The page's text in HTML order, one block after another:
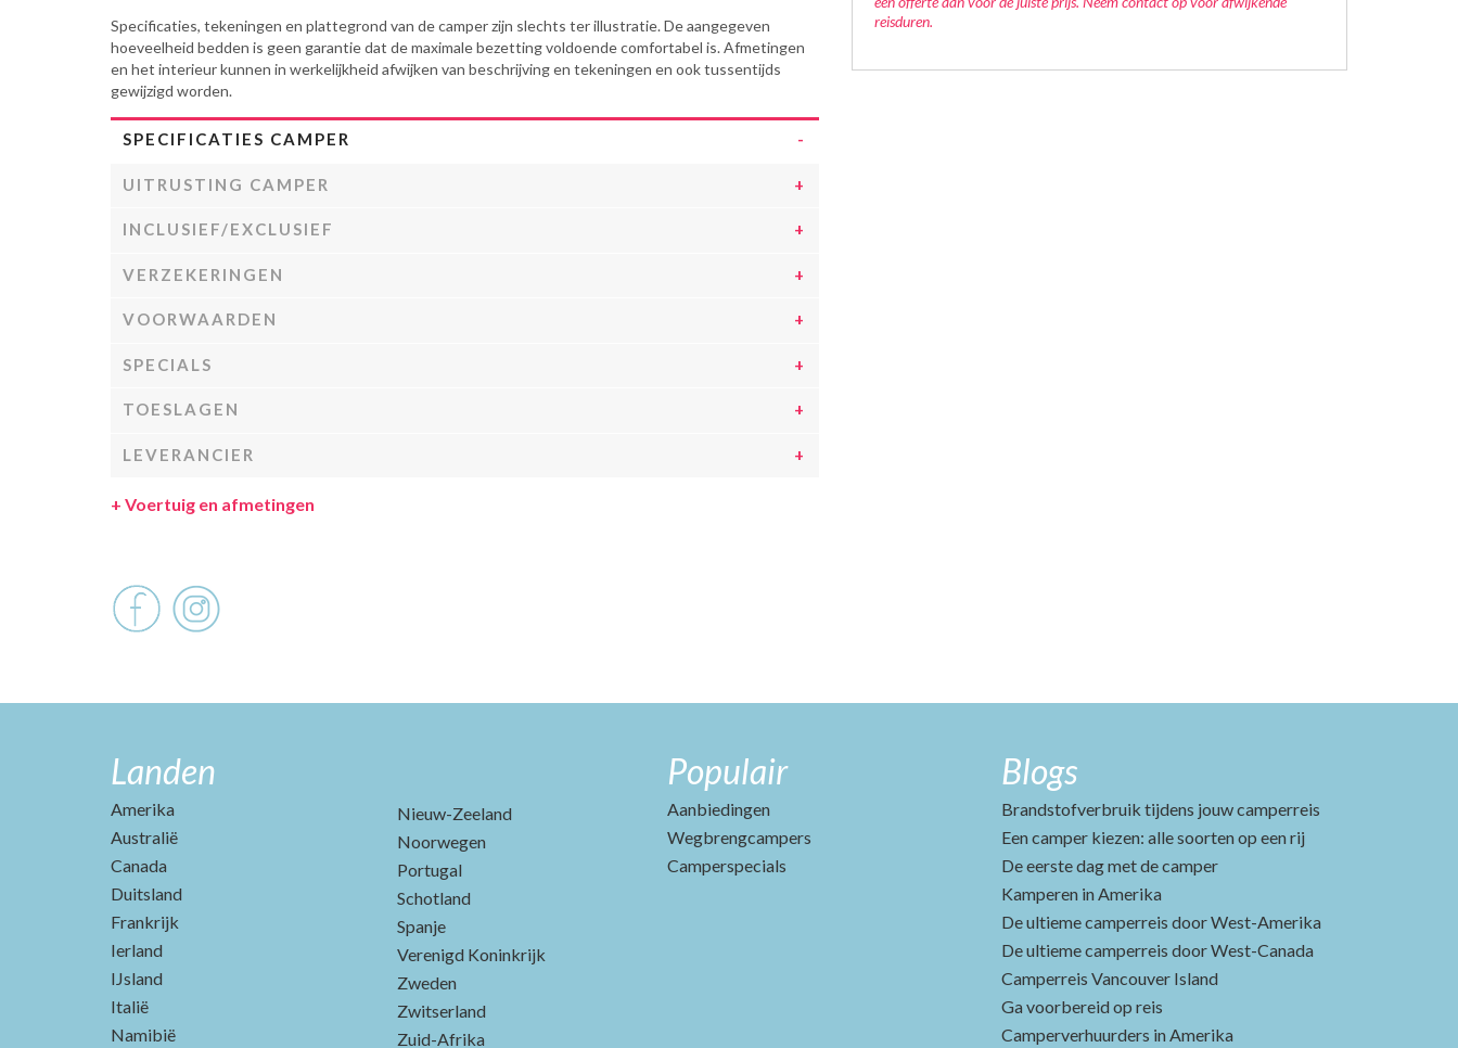
Specificaties, tekeningen en plattegrond van de camper zijn slechts ter illustratie. De aangegeven
hoeveelheid bedden is geen garantie dat de maximale bezetting voldoende comfortabel is. Afmetingen
en het interieur kunnen in werkelijkheid afwijken van beschrijving en tekeningen en ook tussentijds
gewijzigd worden.
SPECIFICATIES CAMPER
UITRUSTING CAMPER
INCLUSIEF/EXCLUSIEF
VERZEKERINGEN
VOORWAARDEN
SPECIALS
TOESLAGEN
LEVERANCIER
+ Voertuig en afmetingen
reisduren.
Landen
Amerika
Australië
Canada
Duitsland
Frankrijk
Ierland
IJsland
Italië
Namibië
Nieuw-Zeeland
Noorwegen
Portugal
Schotland
Spanje
Verenigd Koninkrijk
Zweden
Zwitserland
Zuid-Afrika
Populair
Aanbiedingen
Wegbrengcampers
Camperspecials
Blogs
Brandstofverbruik tijdens jouw camperreis
Een camper kiezen: alle soorten op een rij
De eerste dag met de camper
Kamperen in Amerika
De ultieme camperreis door West-Amerika
De ultieme camperreis door West-Canada
Camperreis Vancouver Island
Ga voorbereid op reis
Camperverhuurders in Amerika